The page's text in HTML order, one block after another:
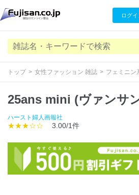
ログ
トップ 女性ファッション 雑誌 フェミニン
25ans mini (ヴァンサ
ハースト婦人画報社
★★★☆☆ 3.00/1件